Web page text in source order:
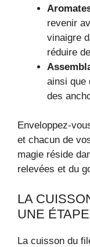
revenir
vinaigre
réduire
ainsi que
des
Enveloppez-
et chacun de
magie réside
relevées et du
LA
UNE
La cuisson du